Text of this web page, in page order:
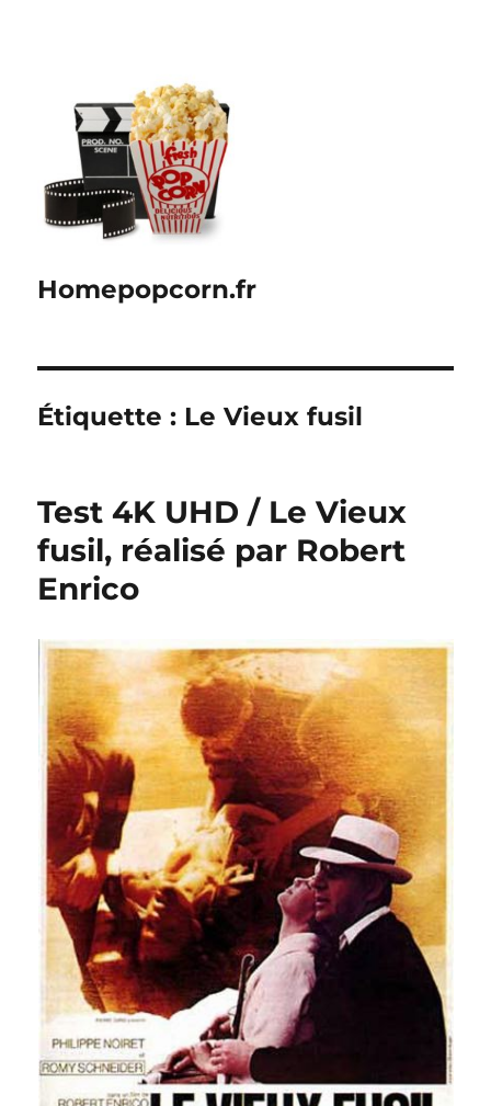
Homepopcorn.fr
Étiquette : Le Vieux fusil
Test 4K UHD / Le Vieux
fusil, réalisé par Robert
Enrico